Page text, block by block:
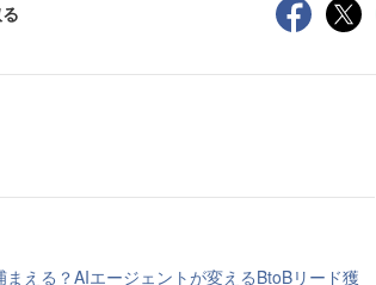
える？AIエージェントが変えるBtoBリード獲